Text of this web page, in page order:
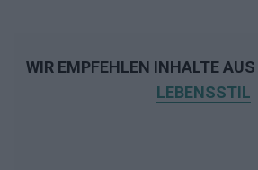
WIR EMPFEHLEN INHALTE AUS
LEBENSSTIL